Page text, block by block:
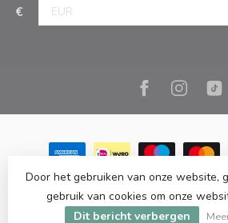
€
© Copyright 2026 Marc Cook & Home |
kookwinkel in Elst |- Powered by
byDyvelopment
Door het gebruiken van onze website,
gebruik van cookies om onze
Dit bericht verbergen